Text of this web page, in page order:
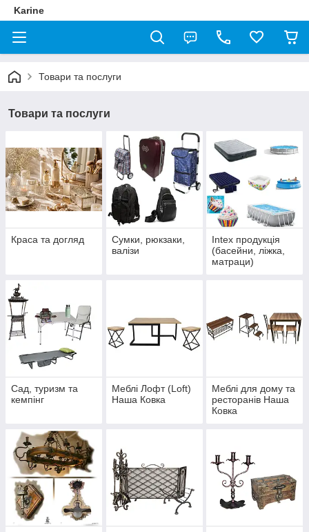
Karine
Товари та послуги
Товари та послуги
Краса та догляд
Сумки, рюкзаки,
валізи
Intex продукція
(басейни, ліжка,
матраци)
Сад, туризм та
кемпінг
Меблі Лофт (Loft)
Наша Ковка
Меблі для дому та
ресторанів Наша
Ковка